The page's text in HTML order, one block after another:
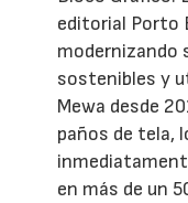
editorial Porto
modernizando
sostenibles y
Mewa desde
paños de tela,
en más de un